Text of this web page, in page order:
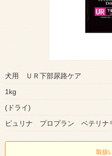
犬用 ＵＲ下部尿路ケア
1kg
(ドライ)
ピュリナ プロプラン ベテリナ
取扱